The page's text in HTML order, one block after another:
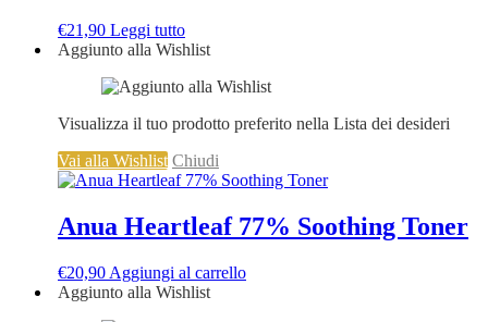
€21,90 Leggi tutto
Aggiunto alla Wishlist
Visualizza il tuo prodotto preferito nella Lista dei desideri
Vai alla Wishlist Chiudi
Anua Heartleaf 77% Soothing Toner
€20,90 Aggiungi al carrello
Aggiunto alla Wishlist